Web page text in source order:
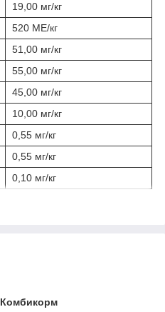
19,00 мг/кг
520 МЕ/кг
51,00 мг/кг
55,00 мг/кг
45,00 мг/кг
10,00 мг/кг
0,55 мг/кг
0,55 мг/кг
0,10 мг/кг
Комбикорм